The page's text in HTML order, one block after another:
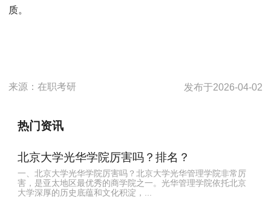
质。
来源：在职考研 发布于2026-04-02
热门资讯
北京大学光华学院厉害吗？排名？
一、北京大学光华学院厉害吗？北京大学光华管理学院非常厉
害，是亚太地区最优秀的商学院之一‌。光华管理学院依托北京
大学深厚的历史底蕴和文化积淀，...